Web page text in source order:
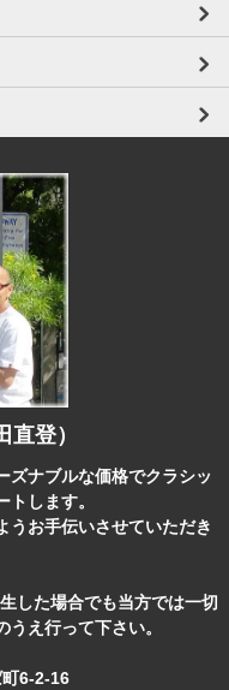
登）
ズナブルな価格でクラシッ
します。
うお手伝いさせていただき
した場合でも当方では一切
え行って下さい。
町6-2-16